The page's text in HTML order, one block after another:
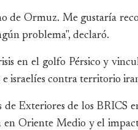
de Ormuz. Me gustaría
problema", declaró.
en el golfo Pérsico y
e israelíes contra territorio
Exteriores de los BRICS
en Oriente Medio y el